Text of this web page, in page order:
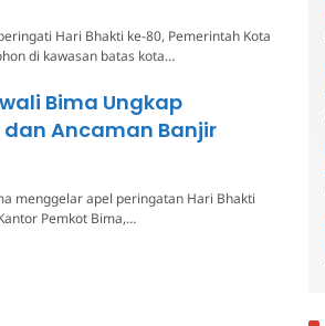
Hari Bhakti ke-80, Pemerintah Kota
di kawasan batas kota…
Bima Ungkap
Ancaman Banjir
menggelar apel peringatan Hari Bhakti
Pemkot Bima,…